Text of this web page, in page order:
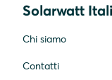
Solarwatt
Chi siamo
Contatti